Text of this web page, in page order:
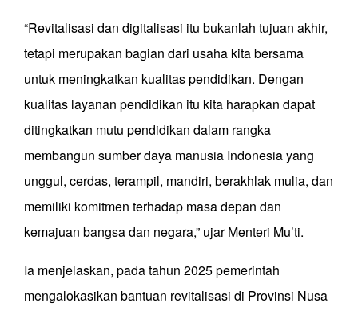
“Revitalisasi dan digitalisasi itu bukanlah tujuan akhir,
tetapi merupakan bagian dari usaha kita bersama
untuk meningkatkan kualitas pendidikan. Dengan
kualitas layanan pendidikan itu kita harapkan dapat
ditingkatkan mutu pendidikan dalam rangka
membangun sumber daya manusia Indonesia yang
unggul, cerdas, terampil, mandiri, berakhlak mulia, dan
memiliki komitmen terhadap masa depan dan
kemajuan bangsa dan negara,” ujar Menteri Mu’ti.
Ia menjelaskan, pada tahun 2025 pemerintah
mengalokasikan bantuan revitalisasi di Provinsi Nusa